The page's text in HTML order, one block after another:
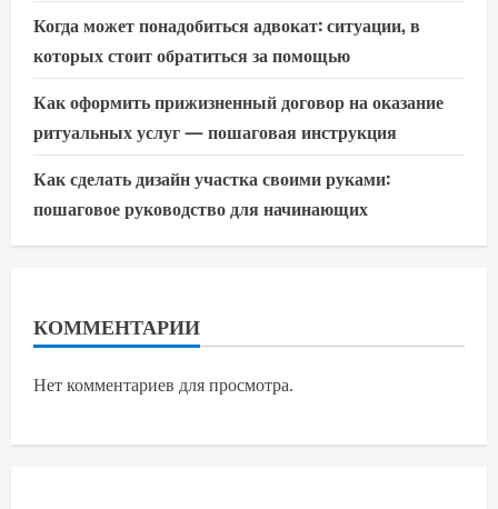
Когда может понадобиться адвокат: ситуации, в
которых стоит обратиться за помощью
Как оформить прижизненный договор на оказание
ритуальных услуг — пошаговая инструкция
Как сделать дизайн участка своими руками:
пошаговое руководство для начинающих
КОММЕНТАРИИ
Нет комментариев для просмотра.